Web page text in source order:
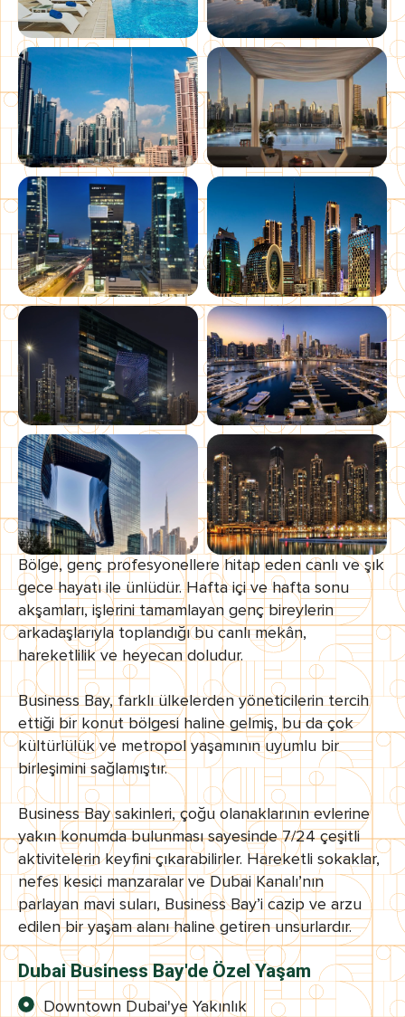
Bölge, genç profesyonellere hitap eden canlı ve şık
gece hayatı ile ünlüdür. Hafta içi ve hafta sonu
akşamları, işlerini tamamlayan genç bireylerin
arkadaşlarıyla toplandığı bu canlı mekân,
hareketlilik ve heyecan doludur.
Business Bay, farklı ülkelerden yöneticilerin tercih
ettiği bir konut bölgesi haline gelmiş, bu da çok
kültürlülük ve metropol yaşamının uyumlu bir
birleşimini sağlamıştır.
Business Bay sakinleri, çoğu olanaklarının evlerine
yakın konumda bulunması sayesinde 7/24 çeşitli
aktivitelerin keyfini çıkarabilirler. Hareketli sokaklar,
nefes kesici manzaralar ve Dubai Kanalı’nın
parlayan mavi suları, Business Bay’i cazip ve arzu
edilen bir yaşam alanı haline getiren unsurlardır.
Dubai Business Bay'de Özel Yaşam
Downtown Dubai'ye Yakınlık